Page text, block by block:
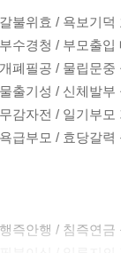
불위효 / 욕보기
수경청 / 부모출
폐필공 / 물립문
출기성 / 신체발
감자전 / 일기부
급부모 / 효당갈
즉안행 / 침즉연